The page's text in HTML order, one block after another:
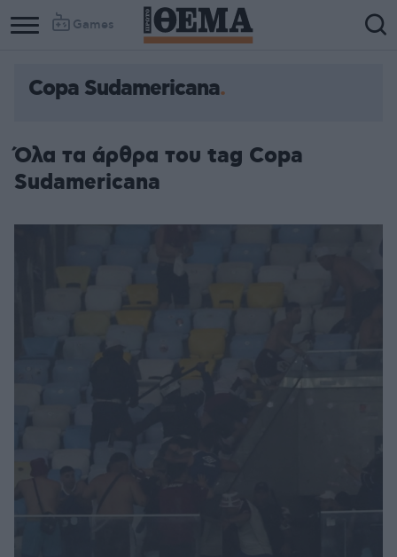
Games
Copa Sudamericana
Όλα τα άρθρα του tag Copa
Sudamericana